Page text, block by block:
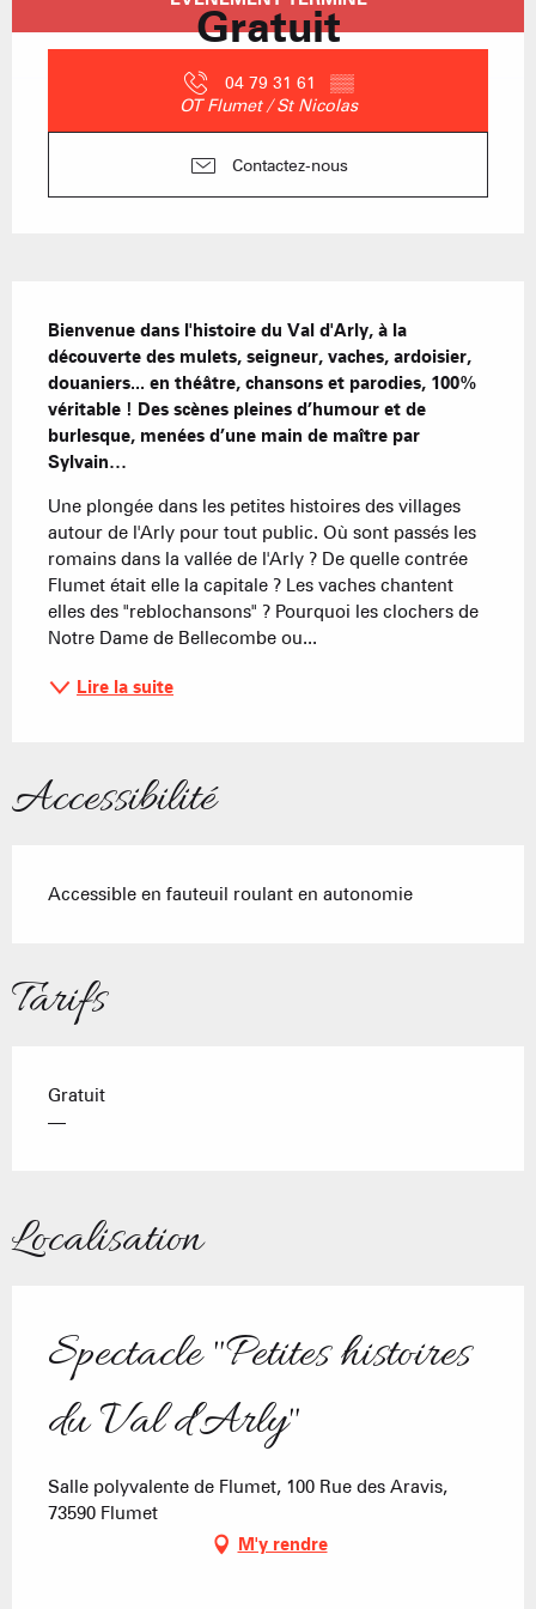
Gratuit
04 79 31 61 ▒▒
OT Flumet / St Nicolas
Contactez-nous
Bienvenue dans l'histoire du Val d'Arly, à la
découverte des mulets, seigneur, vaches, ardoisier,
douaniers... en théâtre, chansons et parodies, 100%
véritable ! Des scènes pleines d’humour et de
burlesque, menées d’une main de maître par
Sylvain…
Une plongée dans les petites histoires des villages
autour de l'Arly pour tout public. Où sont passés les
romains dans la vallée de l'Arly ? De quelle contrée
Flumet était elle la capitale ? Les vaches chantent
elles des "reblochansons" ? Pourquoi les clochers de
Notre Dame de Bellecombe ou...
Lire la suite
Accessibilité
Accessible en fauteuil roulant en autonomie
Tarifs
Gratuit
—
Localisation
Spectacle "Petites histoires
du Val d'Arly"
Salle polyvalente de Flumet, 100 Rue des Aravis,
73590 Flumet
M'y rendre